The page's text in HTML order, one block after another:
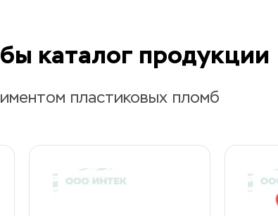
каталог продукции
пластиковых пломб